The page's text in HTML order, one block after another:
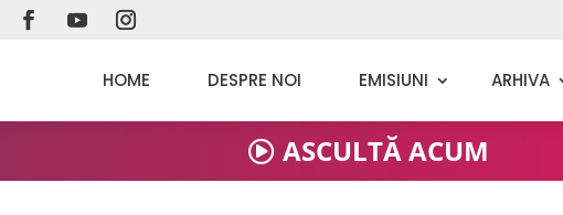
HOME DESPRE NOI EMISIUNI ARHIVA
ASCULTĂ ACUM